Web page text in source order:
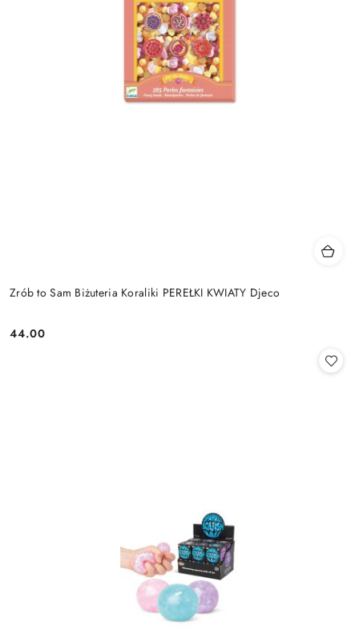
Zrób to Sam Biżuteria Koraliki PEREŁKI KWIATY Djeco
Cena:
44.00